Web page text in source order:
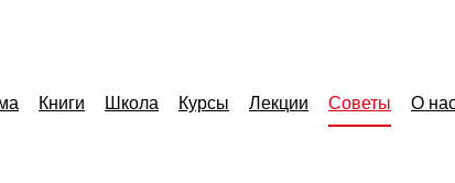
Книги Школа Курсы Лекции Советы О